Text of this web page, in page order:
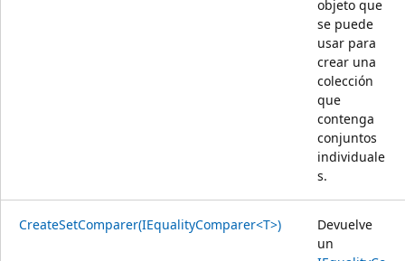
objeto que
se puede
usar para
crear una
colección
que
contenga
conjuntos
individuale
s.
CreateSetComparer(IEqualityComparer<T>)
Devuelve
un